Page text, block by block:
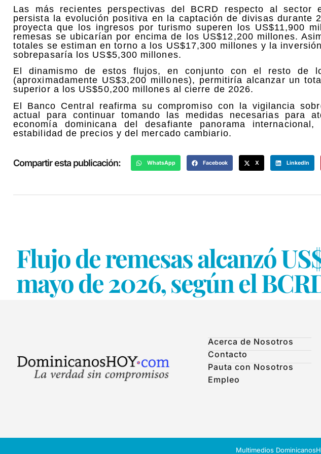
Las más recientes perspectivas del BCRD respecto al sector
persista la evolución positiva en la captación de divisas durante
proyecta que los ingresos por turismo superen los US$11,900
remesas se ubicarían por encima de los US$12,200 millones.
totales se estiman en torno a los US$17,300 millones y la
sobrepasaría los US$5,300 millones.
El dinamismo de estos flujos, en conjunto con el resto de
(aproximadamente US$3,200 millones), permitiría alcanzar un
superior a los US$50,200 millones al cierre de 2026.
El Banco Central reafirma su compromiso con la vigilancia
actual para continuar tomando las medidas necesarias para
economía dominicana del desafiante panorama
estabilidad de precios y del mercado cambiario.
Compartir esta publicación: WhatsApp Facebook X LinkedIn
Flujo de remesas alcanzó
mayo de 2026, según el
Acerca de Nosotros
Contacto
Pauta con Nosotros
Empleo
Multimedios